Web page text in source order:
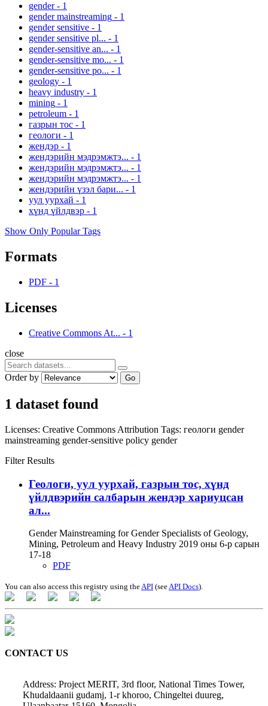
gender - 1
gender mainstreaming - 1
gender sensitive - 1
gender sensitive pl... - 1
gender-sensitive an... - 1
gender-sensitive mo... - 1
gender-sensitive po... - 1
geology - 1
heavy industry - 1
mining - 1
petroleum - 1
газрын тос - 1
геологи - 1
жендэр - 1
жендэрийн мэдрэмжтэ... - 1
жендэрийн мэдрэмжтэ... - 1
жендэрийн мэдрэмжтэ... - 1
жендэрийн үзэл бари... - 1
уул уурхай - 1
хүнд үйлдвэр - 1
Show Only Popular Tags
Formats
PDF - 1
Licenses
Creative Commons At... - 1
close
Order by Go
1 dataset found
Licenses: Creative Commons Attribution Tags: геологи gender
mainstreaming gender-sensitive policy gender
Filter Results
Геологи, уул уурхай, газрын тос, хүнд
үйлдвэрийн салбарын жендэр хариуцсан
ал...
Gender Mainstreaming for Gender Specialists of Geology,
Mining, Petroleum and Heavy Industry 2019 оны 6-р сарын
17-18
PDF
You can also access this registry using theAPI (seeAPI Docs).
CONTACT US
Address: Project MERIT, 3rd floor, National Times Tower,
Khudaldaanii gudamj, 1-r khoroo, Chingeltei duureg,